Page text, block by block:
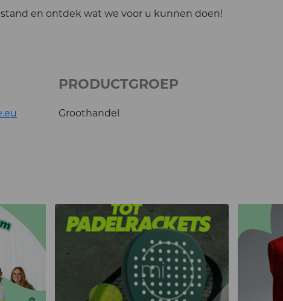
en ontdek wat we voor u kunnen doen!
PRODUCTGROEP
Groothandel